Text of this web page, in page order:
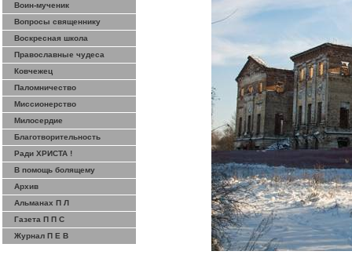
Воин-мученик
Вопросы священнику
Воскресная школа
Православные чудеса
Ковчежец
Паломничество
Миссионерство
Милосердие
Благотворительность
Ради ХРИСТА !
В помощь болящему
Архив
Альманах П Л
Газета П П С
Журнал П Е В